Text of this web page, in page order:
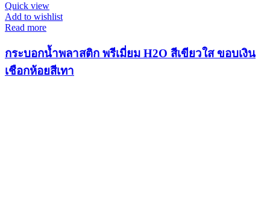
Quick view
Add to wishlist
Read more
กระบอกน้ำพลาสติก พรีเมี่ยม H2O สีเขียวใส ขอบเงิน
เชือกห้อยสีเทา